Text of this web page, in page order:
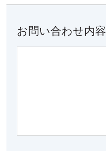
お問い合わせ内容